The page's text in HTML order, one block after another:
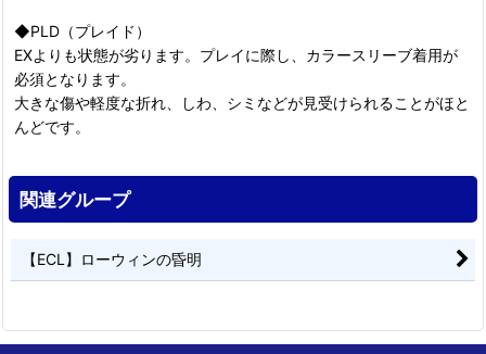
◆PLD（プレイド）
EXよりも状態が劣ります。プレイに際し、カラースリーブ着用が
必須となります。
大きな傷や軽度な折れ、しわ、シミなどが見受けられることがほと
んどです。
関連グループ
【ECL】ローウィンの昏明